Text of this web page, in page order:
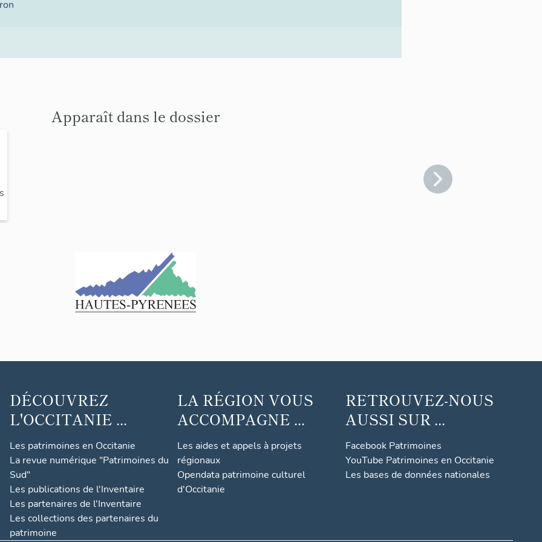
Apparaît dans le dossier
DÉCOUVREZ
L'OCCITANIE ...
Les patrimoines en Occitanie
La revue numérique "Patrimoines du
Sud"
Les publications de l'Inventaire
Les partenaires de l'Inventaire
Les collections des partenaires du
patrimoine
LA RÉGION VOUS
ACCOMPAGNE ...
Les aides et appels à projets
régionaux
Opendata patrimoine culturel
d'Occitanie
RETROUVEZ-NOUS
AUSSI SUR ...
Facebook Patrimoines
YouTube Patrimoines en Occitanie
Les bases de données nationales